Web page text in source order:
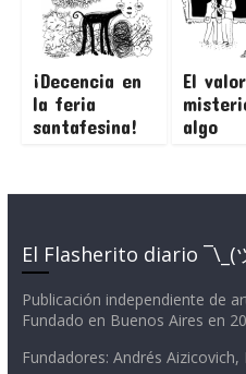
¡Decencia en
la feria
santafesina!
El
algo
El Flasherito diario ¯\_(
Publicación independiente de
Fundado en Buenos Aires en
Fundadores: Andrés